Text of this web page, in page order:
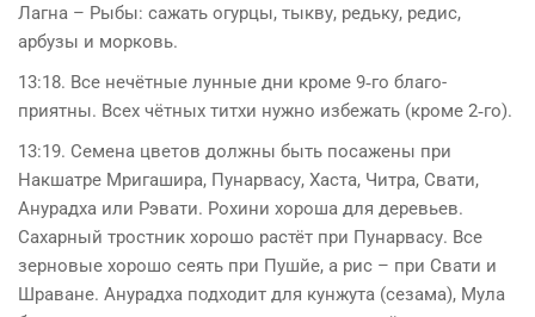
Лагна – Рыбы: сажать огурцы, тыкву, редьку, редис,
арбузы и морковь.
13:18. Все нечётные лунные дни кроме 9‑го благо­
приятны. Всех чётных титхи нужно избежать (кроме 2‑го).
13:19. Семена цветов должны быть посажены при
Накшатре Мригашира, Пунарвасу, Хаста, Читра, Свати,
Анурадха или Рэвати. Рохини хороша для деревьев.
Сахар­ный тростник хорошо растёт при Пунарвасу. Все
зерновые хорошо сеять при Пушйе, а рис – при Свати и
Шраване. Анурадха подходит для кунжута (сезама), Мула